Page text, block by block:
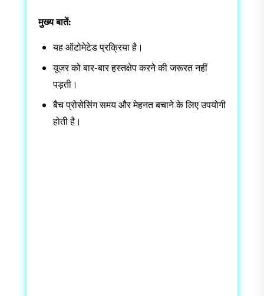
मुख्य बातें:
यह ऑटोमेटेड प्रक्रिया है।
यूजर को बार-बार हस्तक्षेप करने की जरूरत नहीं
पड़ती।
बैच प्रोसेसिंग समय और मेहनत बचाने के लिए उपयोगी
होती है।